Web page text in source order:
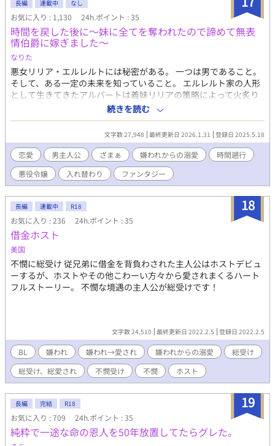
長編 連載中 なし
お気に入り : 1,130 24h.ポイント : 35
時間を戻した後に～妹に全てを奪われたので諦めて無表
情伯爵に嫁ぎました～
なりた
悪女リリア・エルレルトには秘密がある。 一つは男であること。
そして、ある一定の未来を知っていること。 エルレルト家の人形
として生きてきたアルバートは義妹リリアの策略によって火炙り
の刑に処された。 意識を失い目を開けると自称魔女（男）に膝枕
されていて…？ 魔女はアルバートに『時間を戻す』提案をし、彼
はそれを受け入れるが…。 なんと目覚めたのは断罪される２か月
前!? 引くに引けない時期に戻されたことを嘆くも、あの忌まわし
きイベントを回避するために奔走する。 でも回避した先は変態お
じ伯爵と婚姻⁉ まぁどうせ出ていくからいっか！ 北方の堅物伯爵
×行動力の塊系主人公（途中まで女性）
続きを読む
文字数 27,948 最終更新日 2026.1.31 登録日 2025.5.18
恋愛 男主人公 ざまぁ 嫌われからの溺愛
時間遡行
悪役令嬢
入れ替わり ファンタジー
18
長編 連載中 R18
お気に入り : 236 24h.ポイント : 35
借金ホスト
美国
不憫に総受け 従兄弟に借金を背負わされた主人公はホストデビュ
ーするが、ホストやその他こわーい方々から愛されまくるハート
フルストーリー。 不憫な境遇の主人公が総受けです！
文字数 24,510 最終更新日 2022.2.5 登録日 2022.2.5
BL 嫌われ 嫌われ→愛され 嫌われからの溺愛
総受け
総受け、総愛され
不憫受け 不憫 ホスト
19
長編 完結 R18
お気に入り : 709 24h.ポイント : 35
純粋で一途な命の恩人を50年放置してたらグレた。